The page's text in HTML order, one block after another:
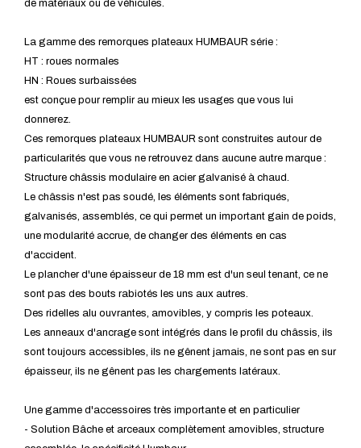
de matériaux ou de véhicules.
La gamme des remorques plateaux HUMBAUR série :
HT : roues normales
HN : Roues surbaissées
est conçue pour remplir au mieux les usages que vous lui
donnerez.
Ces remorques plateaux HUMBAUR sont construites autour de
particularités que vous ne retrouvez dans aucune autre marque :
Structure châssis modulaire en acier galvanisé à chaud.
Le châssis n'est pas soudé, les éléments sont fabriqués,
galvanisés, assemblés, ce qui permet un important gain de poids,
une modularité accrue, de changer des éléments en cas
d'accident.
Le plancher d'une épaisseur de 18 mm est d'un seul tenant, ce ne
sont pas des bouts rabiotés les uns aux autres.
Des ridelles alu ouvrantes, amovibles, y compris les poteaux.
Les anneaux d'ancrage sont intégrés dans le profil du châssis, ils
sont toujours accessibles, ils ne gênent jamais, ne sont pas en sur
épaisseur, ils ne gênent pas les chargements latéraux.
Une gamme d'accessoires très importante et en particulier
- Solution Bâche et arceaux complètement amovibles, structure